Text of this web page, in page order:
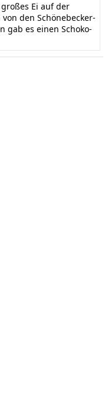
Ei auf der
den Schönebecker-
gab es einen Schoko-